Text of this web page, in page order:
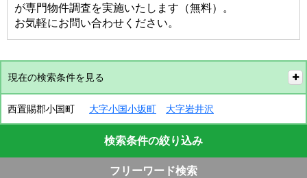
が専門物件調査を実施いたします（無料）。
お気軽にお問い合わせください。
現在の検索条件を見る
西置賜郡小国町 大字小国小坂町 大字岩井沢
検索条件の絞り込み
フリーワード検索